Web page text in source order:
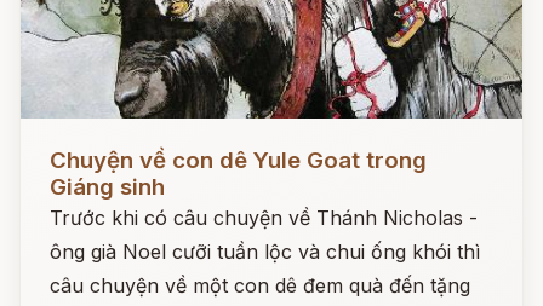
Chuyện về con dê Yule Goat trong
Giáng sinh
Trước khi có câu chuyện về Thánh Nicholas -
ông già Noel cưỡi tuần lộc và chui ống khói thì
câu chuyện về một con dê đem quà đến tặng